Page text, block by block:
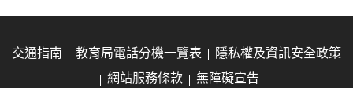
交通指南 教育局電話分機一覽表
隱私權及資訊安全政策
網站服務條款
無障礙宣告